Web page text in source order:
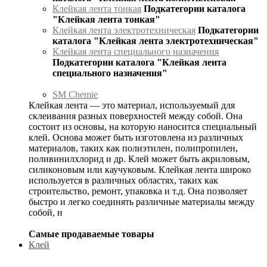
Клейкая лента тонкая Подкатегории каталога
"Клейкая лента тонкая"
Клейкая лента электротехническая Подкатегории
каталога "Клейкая лента электротехническая"
Клейкая лента специального назначения
Подкатегории каталога "Клейкая лента
специального назначения"
SM Chemie
Клейкая лента — это материал, используемый для
склеивания разных поверхностей между собой. Она
состоит из основы, на которую наносится специальный
клей. Основа может быть изготовлена из различных
материалов, таких как полиэтилен, полипропилен,
поливинилхлорид и др. Клей может быть акриловым,
силиконовым или каучуковым. Клейкая лента широко
используется в различных областях, таких как
строительство, ремонт, упаковка и т.д. Она позволяет
быстро и легко соединять различные материалы между
собой, н
Самые продаваемые товары
Клей